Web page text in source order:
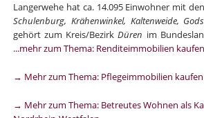
Langerwehe hat ca. 14.095 Einwohner mit
Schulenburg, Krähenwinkel, Kaltenweide,
gehört zum Kreis/BezirkDüren im
...mehr zum Thema: Renditeimmobilien kaufen
→ Mehr zum Thema: Pflegeimmobilien kaufen
→ Mehr zum Thema: Betreutes Wohnen als